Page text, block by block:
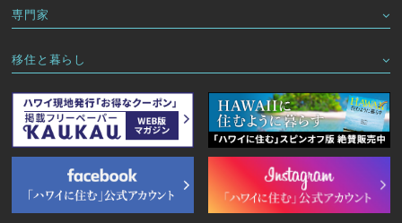
専門家
移住と暮らし